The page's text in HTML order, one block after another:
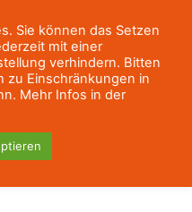
Sie können das Setzen
mit einer
verhindern. Bitten
zu Einschränkungen in
Mehr Infos in der